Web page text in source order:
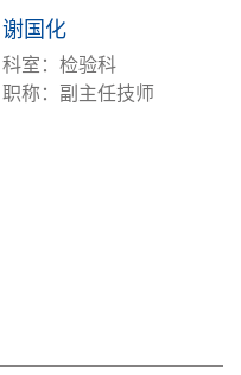
谢国化
科室：检验科
职称：副主任技师